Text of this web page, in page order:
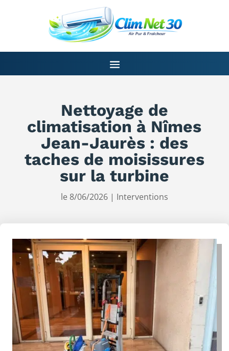
Nettoyage de
climatisation à Nîmes
Jean-Jaurès : des
taches de moisissures
sur la turbine
le 8/06/2026| Interventions